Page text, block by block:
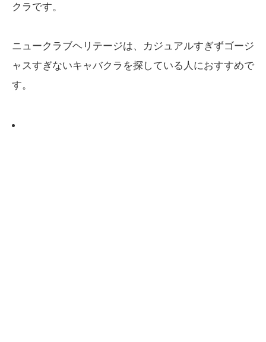
クラです。
ニュークラブヘリテージは、カジュアルすぎずゴージ
ャスすぎないキャバクラを探している人におすすめで
す。